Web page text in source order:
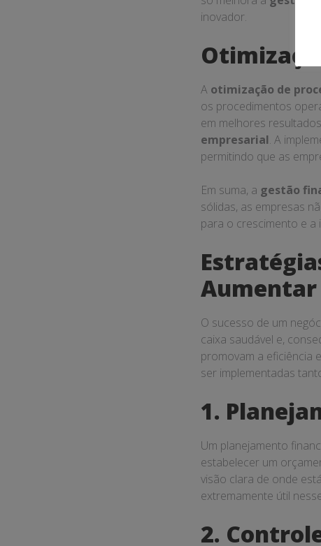
da empresa.
O que é
A gestão financeiraé
financeiros de uma
avaliação de
pode ser
podem ser mais
A
Aimportância da
que ela identifique
as empresas podem
crescimento
Dicas de
Planejamento
Controle de
financeiras.
Análise de
os riscos e os
orientação